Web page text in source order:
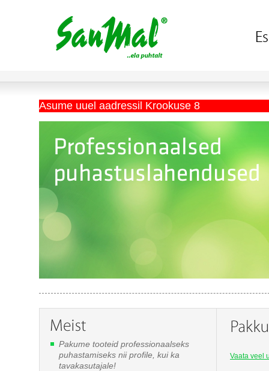
Asume uuel aadressil Krookuse 8
Vaata veel
Pakume tooteid professionaalseks
puhastamiseks nii profile, kui ka
tavakasutajale!